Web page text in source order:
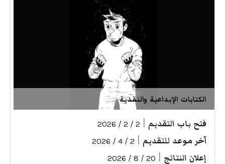
الكتابات الإبداعية والنقدية
فتح باب التقديم 2 / 2 / 2026
آخر موعد للتقديم 2 / 4 / 2026
إعلان النتائج 20 / 8 / 2026